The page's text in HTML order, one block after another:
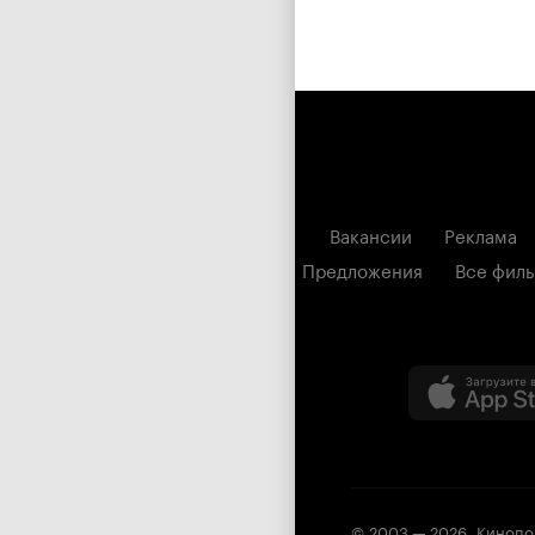
Вакансии Реклама
Предложения
Все
© 2003 — 2026,